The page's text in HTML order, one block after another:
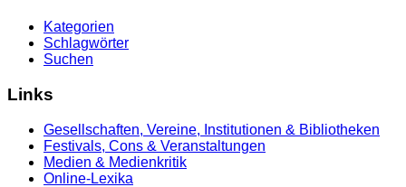
Kategorien
Schlagwörter
Suchen
Links
Gesellschaften, Vereine, Institutionen & Bibliotheken
Festivals, Cons & Veranstaltungen
Medien & Medienkritik
Online-Lexika